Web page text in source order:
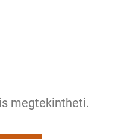
megtekintheti.